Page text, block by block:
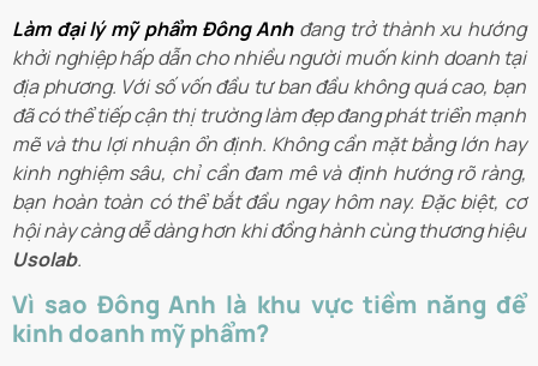
Làm đại lý mỹ phẩm Đông Anh đang trở thành xu hướng
khởi nghiệp hấp dẫn cho nhiều người muốn kinh doanh tại
địa phương. Với số vốn đầu tư ban đầu không quá cao, bạn
đã có thể tiếp cận thị trường làm đẹp đang phát triển mạnh
mẽ và thu lợi nhuận ổn định. Không cần mặt bằng lớn hay
kinh nghiệm sâu, chỉ cần đam mê và định hướng rõ ràng,
bạn hoàn toàn có thể bắt đầu ngay hôm nay. Đặc biệt, cơ
hội này càng dễ dàng hơn khi đồng hành cùng thương hiệu
Usolab.
Vì sao Đông Anh là khu vực tiềm năng để
kinh doanh mỹ phẩm?